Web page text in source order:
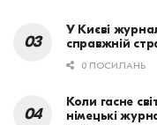
У Києві
справжній
0 ПОСИЛАНЬ
Коли гасне
німецькі